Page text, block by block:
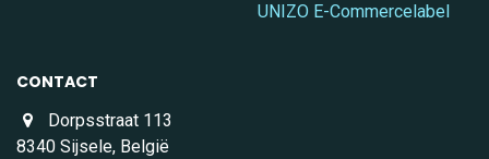
UNIZO E-Commercelabel
CONTACT
Dorpsstraat 113
8340 Sijsele, België